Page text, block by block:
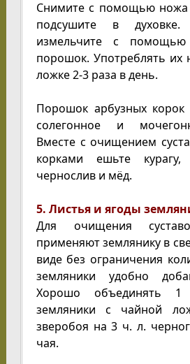
Снимите с помощью ножа
подсушите в
измельчите с
порошок. Употреблять их
ложке 2-3 раза в день.
Порошок арбузных корок
солегонное и
Вместе с очищением
корками ешьте
чернослив и мёд.
5. Листья и ягоды
Для очищения
применяют землянику в
виде без ограничения
земляники удобно
Хорошо объединять
земляники с чайной
зверобоя на 3 ч. л.
чая.